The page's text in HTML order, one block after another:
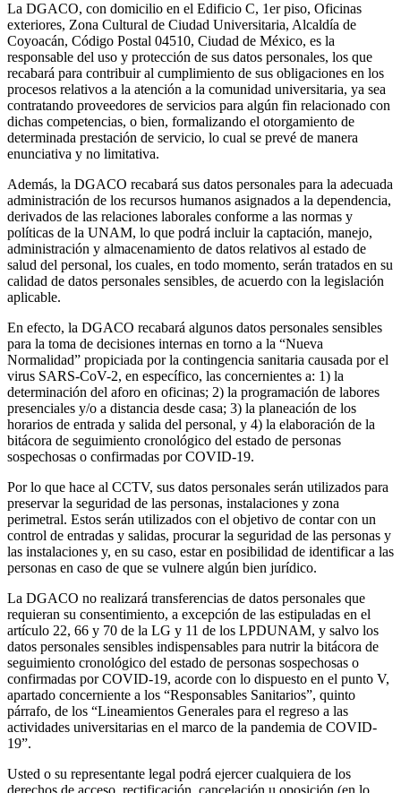
La DGACO, con domicilio en el Edificio C, 1er piso, Oficinas
exteriores, Zona Cultural de Ciudad Universitaria, Alcaldía de
Coyoacán, Código Postal 04510, Ciudad de México, es la
responsable del uso y protección de sus datos personales, los que
recabará para contribuir al cumplimiento de sus obligaciones en los
procesos relativos a la atención a la comunidad universitaria, ya sea
contratando proveedores de servicios para algún fin relacionado con
dichas competencias, o bien, formalizando el otorgamiento de
determinada prestación de servicio, lo cual se prevé de manera
enunciativa y no limitativa.
Además, la DGACO recabará sus datos personales para la adecuada
administración de los recursos humanos asignados a la dependencia,
derivados de las relaciones laborales conforme a las normas y
políticas de la UNAM, lo que podrá incluir la captación, manejo,
administración y almacenamiento de datos relativos al estado de
salud del personal, los cuales, en todo momento, serán tratados en su
calidad de datos personales sensibles, de acuerdo con la legislación
aplicable.
En efecto, la DGACO recabará algunos datos personales sensibles
para la toma de decisiones internas en torno a la “Nueva
Normalidad” propiciada por la contingencia sanitaria causada por el
virus SARS-CoV-2, en específico, las concernientes a: 1) la
determinación del aforo en oficinas; 2) la programación de labores
presenciales y/o a distancia desde casa; 3) la planeación de los
horarios de entrada y salida del personal, y 4) la elaboración de la
bitácora de seguimiento cronológico del estado de personas
sospechosas o confirmadas por COVID-19.
Por lo que hace al CCTV, sus datos personales serán utilizados para
preservar la seguridad de las personas, instalaciones y zona
perimetral. Estos serán utilizados con el objetivo de contar con un
control de entradas y salidas, procurar la seguridad de las personas y
las instalaciones y, en su caso, estar en posibilidad de identificar a las
personas en caso de que se vulnere algún bien jurídico.
La DGACO no realizará transferencias de datos personales que
requieran su consentimiento, a excepción de las estipuladas en el
artículo 22, 66 y 70 de la LG y 11 de los LPDUNAM, y salvo los
datos personales sensibles indispensables para nutrir la bitácora de
seguimiento cronológico del estado de personas sospechosas o
confirmadas por COVID-19, acorde con lo dispuesto en el punto V,
apartado concerniente a los “Responsables Sanitarios”, quinto
párrafo, de los “Lineamientos Generales para el regreso a las
actividades universitarias en el marco de la pandemia de COVID-
19”.
Usted o su representante legal podrá ejercer cualquiera de los